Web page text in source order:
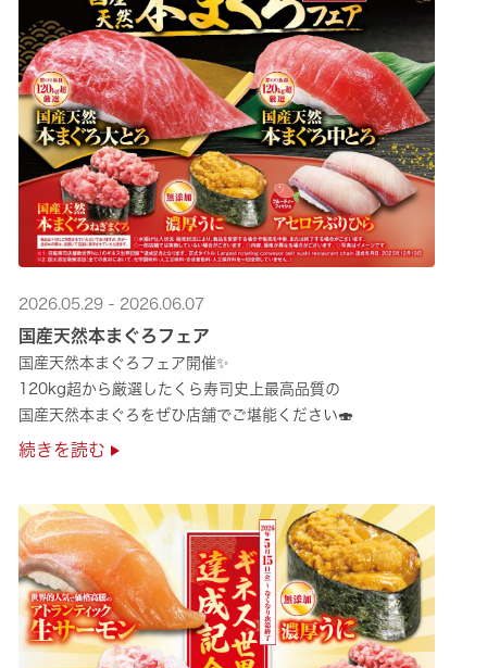
2026.05.29 - 2026.06.07
国産天然本まぐろフェア
国産天然本まぐろフェア開催✨
120kg超から厳選したくら寿司史上最高品質の
国産天然本まぐろをぜひ店舗でご堪能ください🍣
続きを読む